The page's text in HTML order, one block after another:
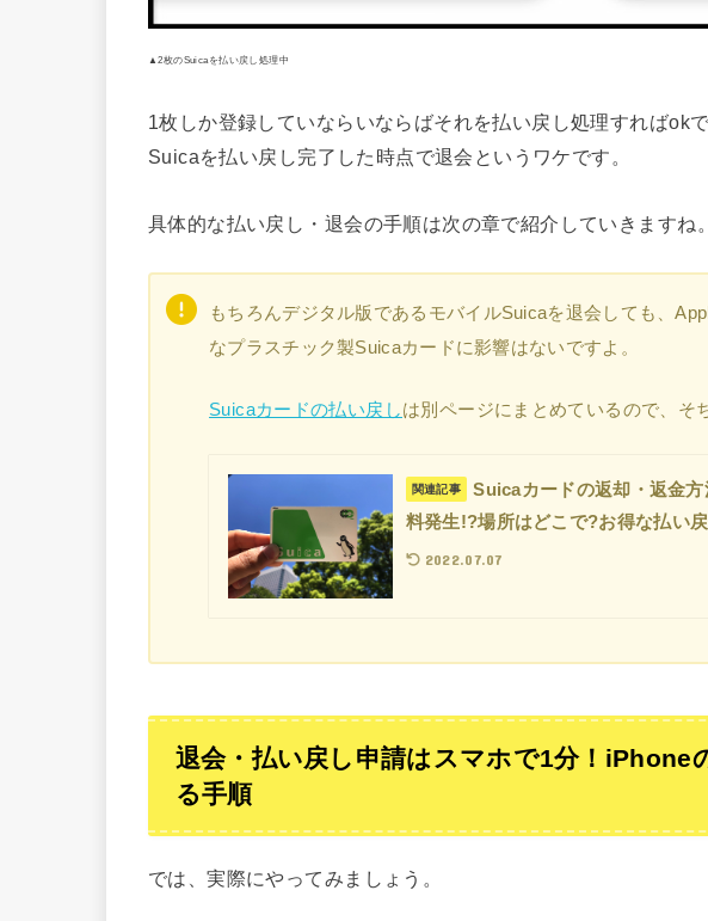
▲2枚のSuicaを払い戻し処理中
1枚しか登録していならいならばそれを払い戻し処理すればok
Suicaを払い戻し完了した時点で退会というワケです。
具体的な払い戻し・退会の手順は次の章で紹介していきますね。
もちろんデジタル版であるモバイルSuicaを退会しても、
なプラスチック製Suicaカードに影響はないですよ。
Suicaカードの払い戻しは別ページにまとめているので、そ
関連記事
Suicaカードの返却・返金
料発生!?場所はどこで?お得な払い
2022.07.07
退会・払い戻し申請はスマホで1分！iPhone
る手順
では、実際にやってみましょう。